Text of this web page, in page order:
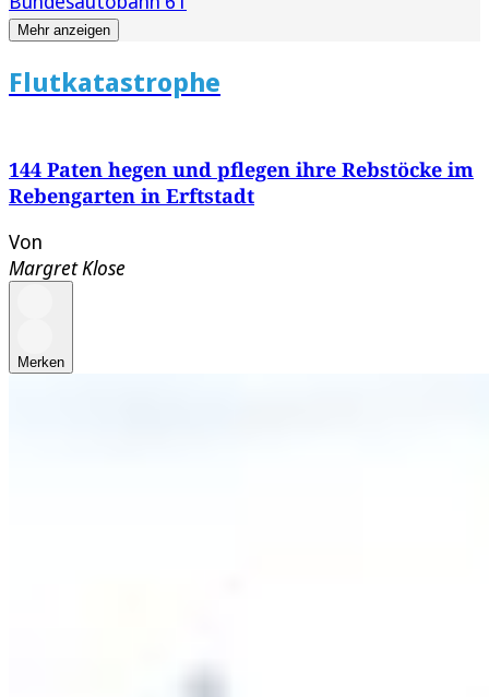
Mehr anzeigen
Flutkatastrophe
144 Paten hegen und pflegen ihre Rebstöcke im
Rebengarten in Erftstadt
Von
Margret Klose
Merken